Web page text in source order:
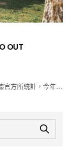
OUT
官方所統計，今年…